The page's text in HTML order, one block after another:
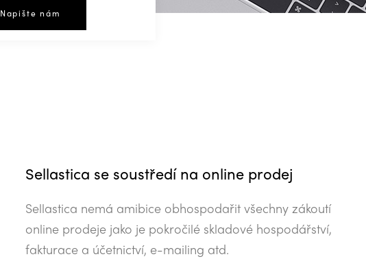
Napište nám
Sellastica se soustředí na online prodej
Sellastica nemá amibice obhospodařit všechny zákoutí
online prodeje jako je pokročilé skladové hospodářství,
fakturace a účetnictví, e-mailing atd.